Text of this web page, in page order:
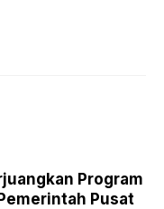
Program
Pusat